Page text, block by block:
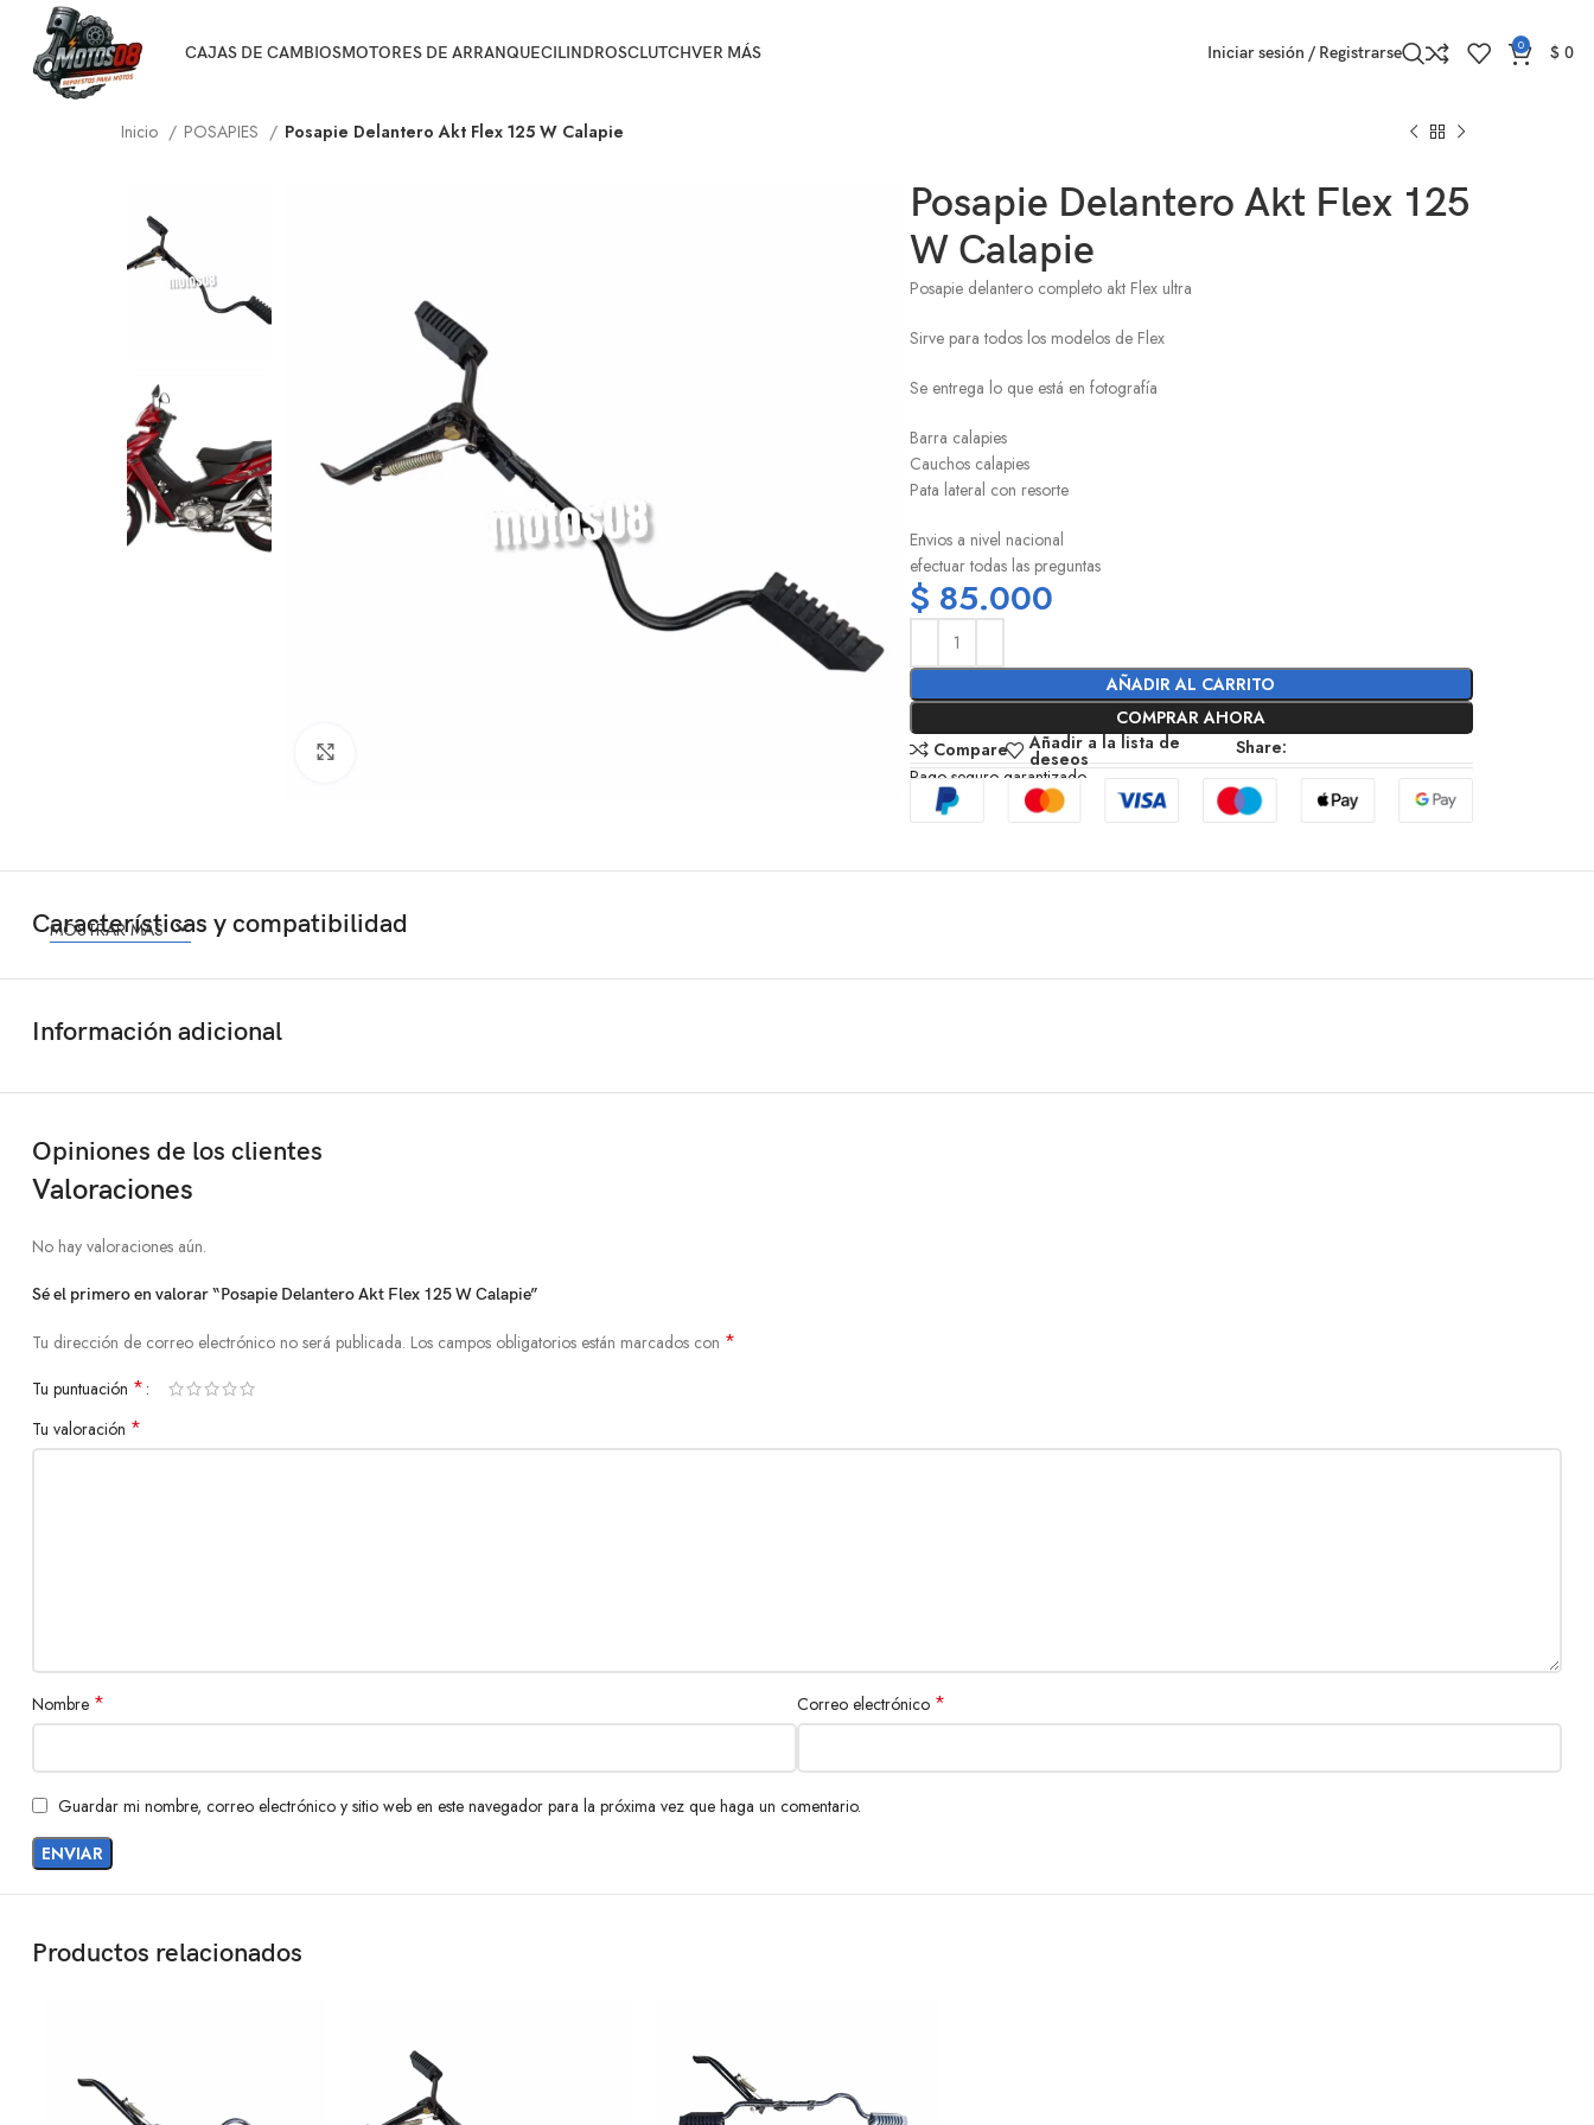
CAJAS DE CAMBIOSMOTORES DE ARRANQUECILINDROSCLUTCHVER MÁS Iniciar sesión / Registrarse 0 $ 0
Inicio POSAPIES Posapie Delantero Akt Flex 125 W Calapie
Posapie Delantero Akt Flex 125
W Calapie
Posapie delantero completo akt Flex ultra
Sirve para todos los modelos de Flex
Se entrega lo que está en fotografía
Barra calapies
Cauchos calapies
Pata lateral con resorte
Envios a nivel nacional
efectuar todas las preguntas
$ 85.000
AÑADIR AL CARRITO
COMPRAR AHORA
Compare
Añadir a la lista de
deseos
Share:
Pago seguro garantizado
Características y compatibilidad
MOSTRAR MÁS
Información adicional
Opiniones de los clientes
Valoraciones
No hay valoraciones aún.
Sé el primero en valorar “Posapie Delantero Akt Flex 125 W Calapie”
Tu dirección de correo electrónico no será publicada. Los campos obligatorios están marcados con *
Tu puntuación *
Tu valoración *
Nombre * Correo electrónico *
Guardar mi nombre, correo electrónico y sitio web en este navegador para la próxima vez que haga un comentario.
Productos relacionados